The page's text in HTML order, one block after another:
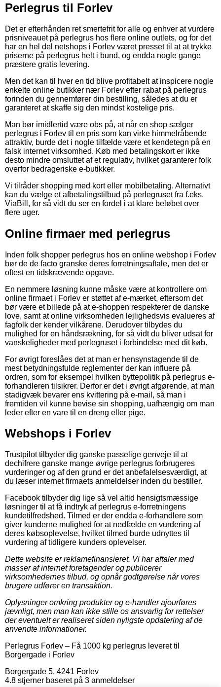
Perlegrus til Forlev
Det er efterhånden ret smertefrit for alle og enhver at vurdere
prisniveauet på perlegrus hos flere online outlets, og for det
har en hel del netshops i Forlev været presset til at at trykke
priserne på perlegrus helt i bund, og endda nogle gange
præstere gratis levering.
Men det kan til hver en tid blive profitabelt at inspicere nogle
enkelte online butikker nær Forlev efter rabat på perlegrus
forinden du gennemfører din bestilling, således at du er
garanteret at skaffe sig den mindst kostelige pris.
Man bør imidlertid være obs på, at når en shop sælger
perlegrus i Forlev til en pris som kan virke himmelråbende
attraktiv, burde det i nogle tilfælde være et kendetegn på en
falsk internet virksomhed. Køb med betalingskort er ikke
desto mindre omsluttet af et regulativ, hvilket garanterer folk
overfor bedrageriske e-butikker.
Vi tilråder shopping med kort eller mobilbetaling. Alternativt
kan du vælge et afbetalingstilbud på perlegruset fra f.eks.
ViaBill, for så vidt du ser en fordel i at klare beløbet over
flere uger.
Online firmaer med perlegrus
Inden folk shopper perlegrus hos en online webshop i Forlev
bør de de facto granske deres forretningsaftale, men det er
oftest en tidskrævende opgave.
En nemmere løsning kunne måske være at kontrollere om
online firmaet i Forlev er støttet af e-mærket, eftersom det
bør være et billede på at e-shoppen respekterer de danske
love, samt at online virksomheden lejlighedsvis evalueres af
fagfolk der kender vilkårene. Derudover tilbydes du
mulighed for en håndsrækning, for så vidt du bliver udsat for
vanskeligheder med perlegruset i forbindelse med dit køb.
For øvrigt foreslåes det at man er hensynstagende til de
mest betydningsfulde reglementer der kan influere på
ordren, som for eksempel hvilken byttepolitik på perlegrus e-
forhandleren tilsikrer. Derfor er det i øvrigt afgørende, at man
stadigvæk bevarer ens kvittering på e-mail, så man i
fremtiden vil kunne bevise sin shopping, uafhængig om man
leder efter en vare til en dreng eller pige.
Webshops i Forlev
Trustpilot tilbyder dig ganske passelige genveje til at
dechifrere ganske mange øvrige perlegrus forbrugeres
vurderinger og af den grund er det anbefalelsesværdigt, at
du læser internet firmaets anmeldelser inden du bestiller.
Facebook tilbyder dig lige så vel altid hensigtsmæssige
løsninger til at få indtryk af perlegrus e-forretningens
kundetilfredshed. Tilmed er der endda e-forhandlere som
giver kunderne mulighed for at nedfælde en vurdering af
deres købsoplevelse, hvilket tilmed burde udnyttes til
vurdering af tidligere kunders oplevelser.
Dette website er reklamefinansieret. Vi har aftaler med
masser af internet foretagender og publicerer
virksomhedernes tilbud, og opnår godtgørelse når vores
brugere udfører en transaktion.
Oplysninger omkring produkter og e-handler ajourføres
jævnligt, men man kan ikke stille os ansvarlig for rettelser
der eventuelt er realiseret siden nyligste opdatering af de
anvendte informationer.
Perlegrus Forlev – Få 1000 kg perlegrus leveret til
Borgergade i Forlev
Borgergade 5, 4241 Forlev
4.8 stjerner baseret på 3 anmeldelser